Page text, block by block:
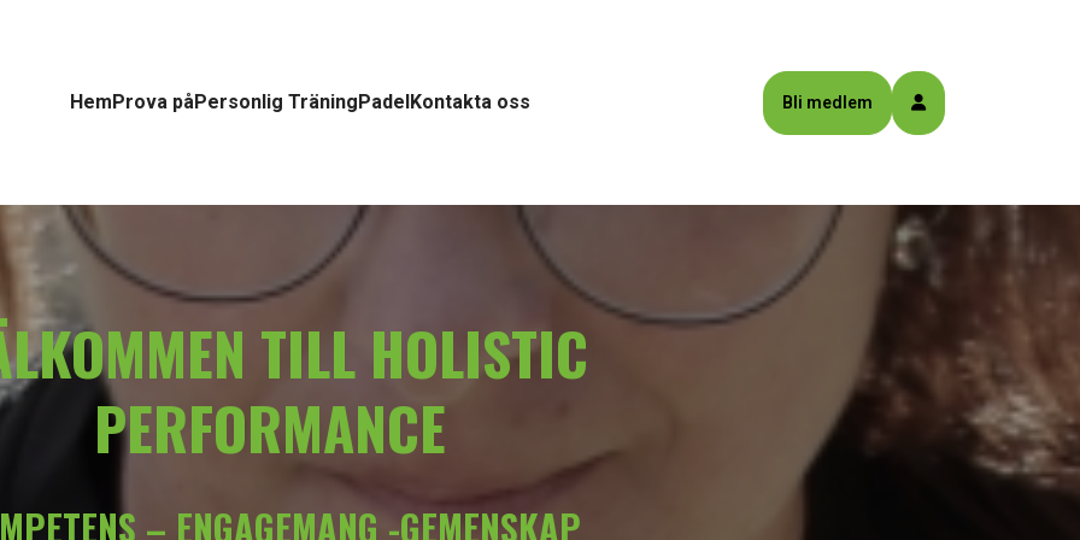
HemProva påPersonlig TräningPadelKontakta oss Bli medlem
TILL HOLISTIC
PERFORMANCE
– ENGAGEMANG -GEMENSKAP